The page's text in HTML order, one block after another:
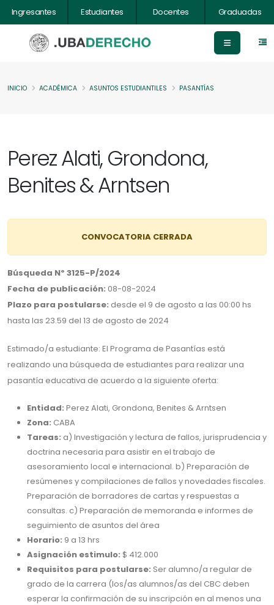
Ingresantes Estudiantes Docentes Graduadas
INICIO ACADÉMICA ASUNTOS ESTUDIANTILES PASANTÍAS
Perez Alati, Grondona,
Benites & Arntsen
CONVOCATORIA CERRADA
Búsqueda Nº 3125-P/2024
Fecha de publicación: 08-08-2024
Plazo para postularse: desde el 9 de agosto a las 00:00 hs
hasta las 23.59 del 13 de agosto de 2024
Estimado/a estudiante: El Programa de Pasantías está
realizando una búsqueda de estudiantes para realizar una
pasantía educativa de acuerdo a la siguiente oferta:
Entidad: Perez Alati, Grondona, Benites & Arntsen
Zona: CABA
Tareas: a) Investigación y lectura de fallos, jurisprudencia y
doctrina necesaria para asistir en el trabajo de
asesoramiento local e internacional. b) Preparación de
resúmenes y compilaciones de fallos y novedades fiscales.
Preparación de borradores de cartas y respuestas a
consultas. c) Preparación de memoranda e informes de
seguimiento de asuntos del área
Horario: 9 a 13 hrs
Asignación estimulo: $ 412.000
Requisitos para postularse: Ser alumno/a regular de
grado de la carrera (los/as alumnos/as del CBC deben
esperar la confirmación de su inscripción en al menos una